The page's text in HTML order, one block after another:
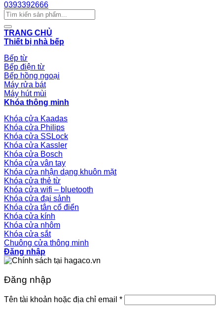
0393392666
Tìm
kiếm:
TRANG CHỦ
Thiết bị nhà bếp
Bếp từ
Bếp điện từ
Bếp hồng ngoại
Máy rửa bát
Máy hút mùi
Khóa thông minh
Khóa cửa Kaadas
Khóa cửa Philips
Khóa cửa SSLock
Khóa cửa Kassler
Khóa cửa Bosch
Khóa cửa vân tay
Khóa cửa nhận dạng khuôn mặt
Khóa cửa thẻ từ
Khóa cửa wifi – bluetooth
Khóa cửa đại sảnh
Khóa cửa tân cổ điển
Khóa cửa kính
Khóa cửa nhôm
Khóa cửa sắt
Chuông cửa thông minh
Đăng nhập
Đăng nhập
Tên tài khoản hoặc địa chỉ email *